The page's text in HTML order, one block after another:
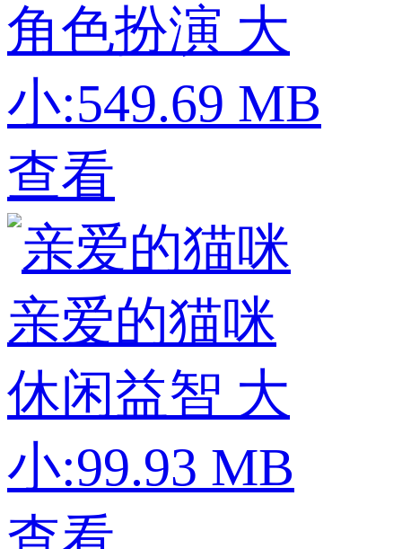
角色扮演 大
小:549.69 MB
查看
亲爱的猫咪
休闲益智 大
小:99.93 MB